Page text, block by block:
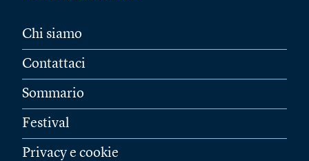
Chi siamo
Contattaci
Sommario
Festival
Privacy e cookie